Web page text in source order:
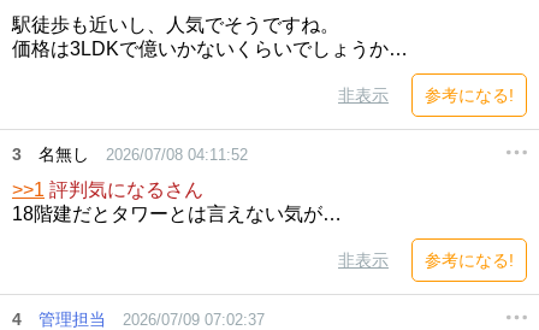
駅徒歩も近いし、人気でそうですね。
価格は3LDKで億いかないくらいでしょうか…
非表示 参考になる!
3 名無し 2026/07/08 04:11:52
>>1 評判気になるさん
18階建だとタワーとは言えない気が…
非表示 参考になる!
4 管理担当 2026/07/09 07:02:37